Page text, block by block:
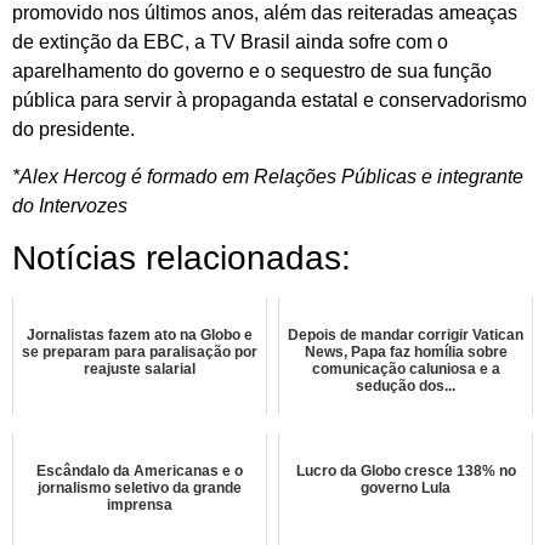
promovido nos últimos anos, além das reiteradas ameaças
de extinção da EBC, a TV Brasil ainda sofre com o
aparelhamento do governo e o sequestro de sua função
pública para servir à propaganda estatal e conservadorismo
do presidente.
*Alex Hercog é formado em Relações Públicas e integrante
do Intervozes
Notícias relacionadas:
Jornalistas fazem ato na Globo e
se preparam para paralisação por
reajuste salarial
Depois de mandar corrigir Vatican
News, Papa faz homília sobre
comunicação caluniosa e a
sedução dos...
Escândalo da Americanas e o
jornalismo seletivo da grande
imprensa
Lucro da Globo cresce 138% no
governo Lula